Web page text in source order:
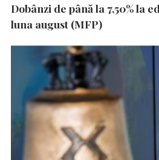
Dobânzi de până la 7,50% la
luna august (MFP)